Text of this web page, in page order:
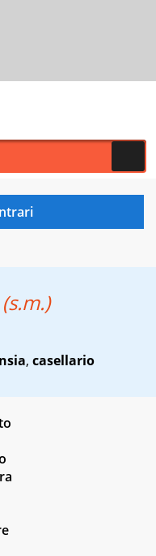
(s.m.)
, casellario